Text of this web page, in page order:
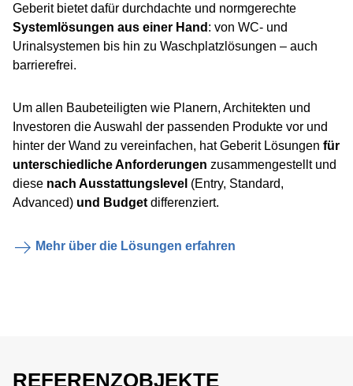
Geberit bietet dafür durchdachte und normgerechte
Systemlösungen aus einer Hand : von WC- und
Urinalsystemen bis hin zu Waschplatzlösungen – auch
barrierefrei.
Um allen Baubeteiligten wie Planern, Architekten und
Investoren die Auswahl der passenden Produkte vor und
hinter der Wand zu vereinfachen, hat Geberit Lösungen für
unterschiedliche Anforderungen zusammengestellt und
diese nach Ausstattungslevel (Entry, Standard,
Advanced) und Budget differenziert.
Mehr über die Lösungen erfahren
REFERENZOBJEKTE